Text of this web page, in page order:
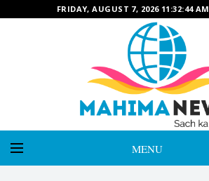
FRIDAY, AUGUST 7, 2026 11:32:46 AM
MENU